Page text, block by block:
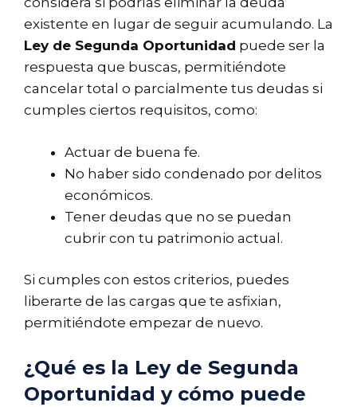
existente en lugar de seguir acumulando. La
Ley de Segunda Oportunidad puede ser la
respuesta que buscas, permitiéndote
cancelar total o parcialmente tus deudas si
cumples ciertos requisitos, como:
Actuar de buena fe.
No haber sido condenado por delitos
económicos.
Tener deudas que no se puedan
cubrir con tu patrimonio actual.
Si cumples con estos criterios, puedes
liberarte de las cargas que te asfixian,
permitiéndote empezar de nuevo.
¿Qué es la Ley de Segunda
Oportunidad y cómo puede